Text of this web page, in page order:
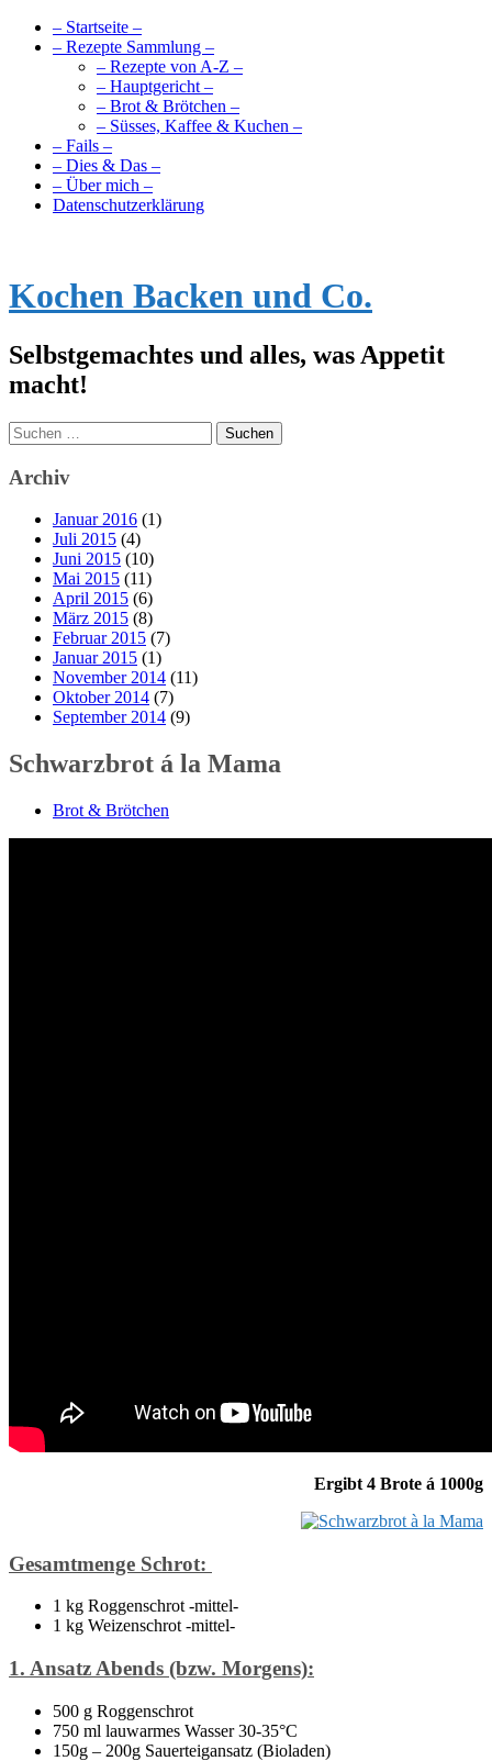
– Startseite –
– Rezepte Sammlung –
– Rezepte von A-Z –
– Hauptgericht –
– Brot & Brötchen –
– Süsses, Kaffee & Kuchen –
– Fails –
– Dies & Das –
– Über mich –
Datenschutzerklärung
Kochen Backen und Co.
Selbstgemachtes und alles, was Appetit
macht!
Suchen
nach:
Archiv
Januar 2016 (1)
Juli 2015 (4)
Juni 2015 (10)
Mai 2015 (11)
April 2015 (6)
März 2015 (8)
Februar 2015 (7)
Januar 2015 (1)
November 2014 (11)
Oktober 2014 (7)
September 2014 (9)
Schwarzbrot á la Mama
Brot & Brötchen
Ergibt 4 Brote á 1000g
Gesamtmenge Schrot:
1 kg Roggenschrot -mittel-
1 kg Weizenschrot -mittel-
1. Ansatz Abends (bzw. Morgens):
500 g Roggenschrot
750 ml lauwarmes Wasser 30-35°C
150g – 200g Sauerteigansatz (Bioladen)